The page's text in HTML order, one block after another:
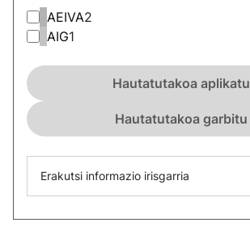
AEIVA2
AIG1
Hautatutakoa aplikatu
Hautatutakoa garbitu
Erakutsi informazio irisgarria